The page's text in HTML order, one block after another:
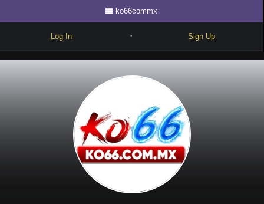
ko66commx
Log In • Sign Up
Write